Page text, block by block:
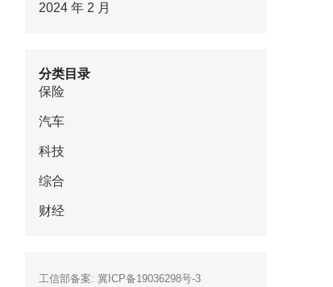
2024 年 2 月
分类目录
保险
汽车
科技
综合
财经
工信部备案: 冀ICP备19036298号-3